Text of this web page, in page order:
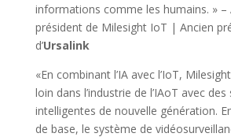
informations comme les humains. » –
président de Milesight IoT | Ancien
d’Ursalink
«En combinant l’IA avec l’IoT,
loin dans l’industrie de l’IAoT avec
intelligentes de nouvelle génération.
de base, le système de